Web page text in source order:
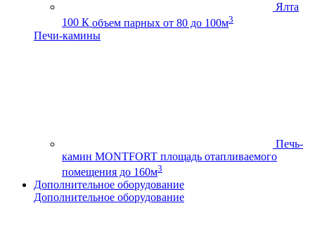
Ялта
100 К объем парных от 80 до 100м3
Печи-камины
Печь-
камин MONTFORT площадь отапливаемого
помещения до 160м3
Дополнительное оборудование
Дополнительное оборудование